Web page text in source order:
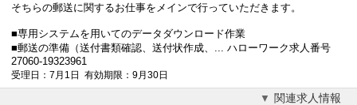
そちらの郵送に関するお仕事をメインで行っていただきます。
■専用システムを用いてのデータダウンロード作業
■郵送の準備（送付書類確認、送付状作成、... ハローワーク求人番号
27060-19323961
受理日：7月1日 有効期限：9月30日
関連求人情報